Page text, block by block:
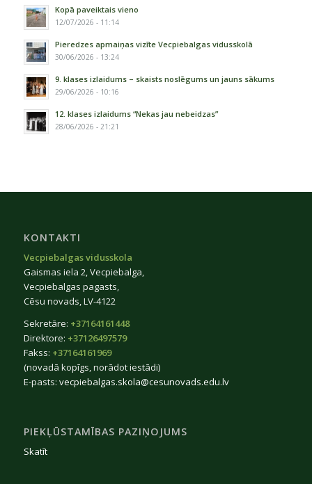
Kopā paveiktais vieno
12/07/2026 - 11:14
Pieredzes apmaiņas vizīte Vecpiebalgas vidusskolā
30/06/2026 - 13:24
9. klases izlaidums – skaists noslēgums un jauns sākums
29/06/2026 - 10:16
12. klases izlaidums “Nekas jau nebeidzas”
28/06/2026 - 21:21
KONTAKTI
Vecpiebalgas vidusskola
Gaismas iela 2, Vecpiebalga,
Vecpiebalgas pagasts,
Cēsu novads, LV-4122
Sekretāre: +37164161448
Direktore: +37126497579
Fakss: +37164161969
(novadā kopīgs, norādot iestādi)
E-pasts: vecpiebalgas.skola@cesunovads.edu.lv
PIEKĻŪSTAMĪBAS PAZIŅOJUMS
Skatīt